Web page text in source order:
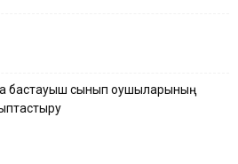
бастауыш сынып оқушыларының